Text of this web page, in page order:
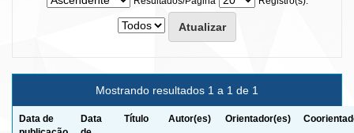
Mostrando resultados 1 a 1 de 1
Data de
Data
Título Autor(es) Orientador(es)